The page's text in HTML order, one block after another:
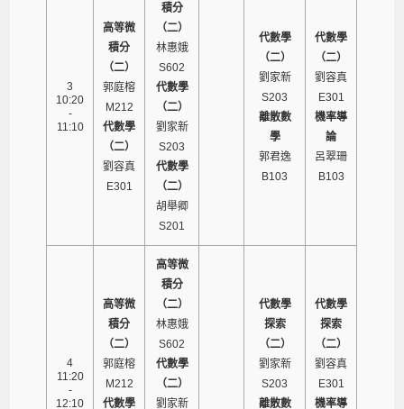
3
10:20
-
11:10
高等微
積分
（二）
郭庭榕
M212
代數學
（二）
劉容真
E301
積分
（二）
林惠娥
S602
代數學
（二）
劉家新
S203
代數學
（二）
胡舉卿
S201
代數學
（二）
劉家新
S203
離散數
學
郭君逸
B103
代數學
（二）
劉容真
E301
機率導
論
呂翠珊
B103
4
11:20
-
12:10
高等微
積分
（二）
郭庭榕
M212
代數學
高等微
積分
（二）
林惠娥
S602
代數學
（二）
劉家新
代數學
探索
（二）
劉家新
S203
離散數
代數學
探索
（二）
劉容真
E301
機率導